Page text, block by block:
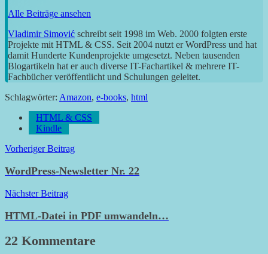
Alle Beiträge ansehen
Vladimir Simović schreibt seit 1998 im Web. 2000 folgten erste
Projekte mit HTML & CSS. Seit 2004 nutzt er WordPress und hat
damit Hunderte Kundenprojekte umgesetzt. Neben tausenden
Blogartikeln hat er auch diverse IT-Fachartikel & mehrere IT-
Fachbücher veröffentlicht und Schulungen geleitet.
Schlagwörter: Amazon, e-books, html
HTML & CSS
Kindle
Beitragsnavigation
Vorheriger Beitrag
WordPress-Newsletter Nr. 22
Nächster Beitrag
HTML-Datei in PDF umwandeln…
22 Kommentare